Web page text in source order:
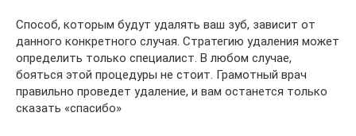
Способ, которым будут удалять ваш зуб, зависит от
данного конкретного случая. Стратегию удаления может
определить только специалист. В любом случае,
бояться этой процедуры не стоит. Грамотный врач
правильно проведет удаление, и вам останется только
сказать «спасибо»